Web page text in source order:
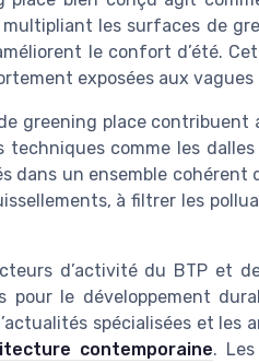
multipliant les surfaces de
le confort d’été.
exposées aux vagues
greening place contribuent
techniques comme les
dans un ensemble cohérent
à filtrer les
d’activité du BTP et
pour le développement
spécialisées et les
contemporaine.